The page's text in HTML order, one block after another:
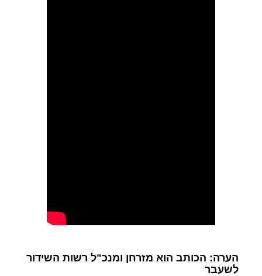
הערה: הכותב הוא מזרחן ומנכ"ל רשות השידור
לשעבר